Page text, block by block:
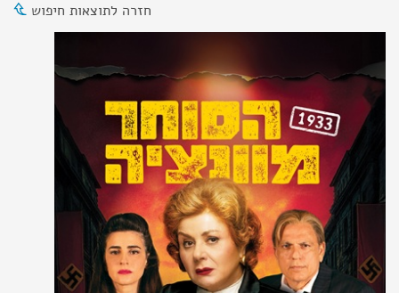
חזרה לתוצאות חיפוש